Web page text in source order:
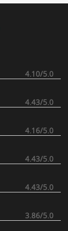
4.10/5.0
4.43/5.0
4.16/5.0
4.43/5.0
4.43/5.0
3.86/5.0